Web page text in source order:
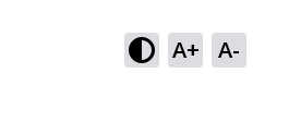
A+ A-